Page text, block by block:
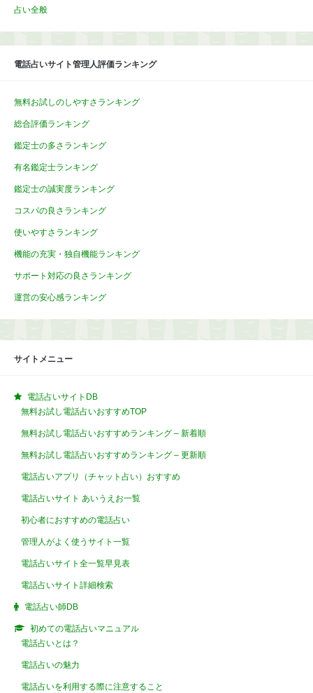
占い全般
電話占いサイト管理人評価ランキング
無料お試しのしやすさランキング
総合評価ランキング
鑑定士の多さランキング
有名鑑定士ランキング
鑑定士の誠実度ランキング
コスパの良さランキング
使いやすさランキング
機能の充実・独自機能ランキング
サポート対応の良さランキング
運営の安心感ランキング
サイトメニュー
電話占いサイトDB
無料お試し電話占いおすすめTOP
無料お試し電話占いおすすめランキング – 新着順
無料お試し電話占いおすすめランキング – 更新順
電話占いアプリ（チャット占い）おすすめ
電話占いサイト あいうえお一覧
初心者におすすめの電話占い
管理人がよく使うサイト一覧
電話占いサイト全一覧早見表
電話占いサイト詳細検索
電話占い師DB
初めての電話占いマニュアル
電話占いとは？
電話占いの魅力
電話占いを利用する際に注意すること